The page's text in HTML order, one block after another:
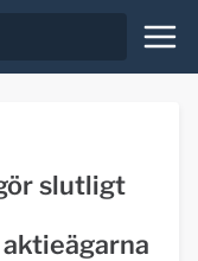
slutligt